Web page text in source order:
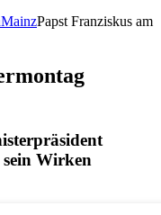
MainzPapst Franziskus am
Wirken